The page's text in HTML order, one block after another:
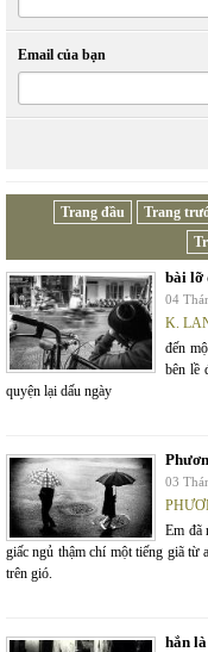
Email của bạn
Trang đầu Trang
bài lỡ
04
K.
đến
bên lề
quyện lại dấu ngày
03
Em đã
giấc ngủ thậm chí một tiếng giã từ
trên gió.
hắn